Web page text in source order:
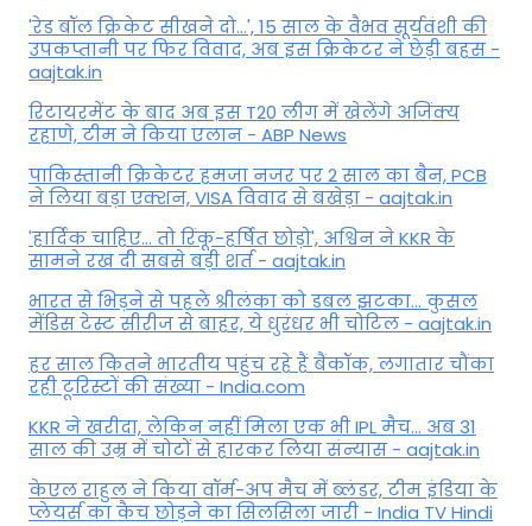
'रेड बॉल क्रिकेट सीखने दो...', 15 साल के वैभव सूर्यवंशी की
उपकप्तानी पर फ‍िर व‍िवाद, अब इस क्रिकेटर ने छेड़ी बहस -
aajtak.in
रिटायरमेंट के बाद अब इस T20 लीग में खेलेंगे अजिंक्य
रहाणे, टीम ने किया एलान - ABP News
पाकिस्तानी क्रिकेटर हमजा नजर पर 2 साल का बैन, PCB
ने ल‍िया बड़ा एक्शन, VISA व‍िवाद से बखेड़ा - aajtak.in
'हार्दिक चाहिए... तो रिंकू-हर्षित छोड़ो', अश्विन ने KKR के
सामने रख दी सबसे बड़ी शर्त - aajtak.in
भारत से भिड़ने से पहले श्रीलंका को डबल झटका... कुसल
मेंडिस टेस्ट सीरीज से बाहर, ये धुरंधर भी चोटिल - aajtak.in
हर साल कितने भारतीय पहुंच रहे हैं बैंकॉक, लगातार चौंका
रही टूरिस्टों की संख्या - India.com
KKR ने खरीदा, लेकिन नहीं मिला एक भी IPL मैच... अब 31
साल की उम्र में चोटों से हारकर लिया संन्यास - aajtak.in
केएल राहुल ने किया वॉर्म-अप मैच में ब्लंडर, टीम इंडिया के
प्लेयर्स का कैच छोड़ने का सिलसिला जारी - India TV Hindi